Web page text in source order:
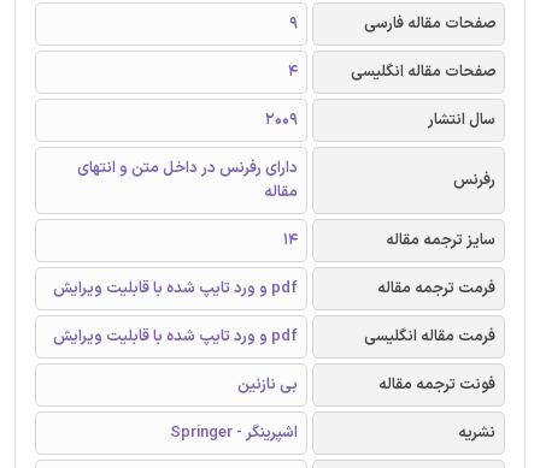
صفحات مقاله فارسی
9
صفحات مقاله انگلیسی
4
سال انتشار
2009
رفرنس
دارای رفرنس در داخل متن و انتهای
مقاله
سایز ترجمه مقاله
14
فرمت ترجمه مقاله
pdf و ورد تایپ شده با قابلیت ویرایش
فرمت مقاله انگلیسی
pdf و ورد تایپ شده با قابلیت ویرایش
فونت ترجمه مقاله
بی نازنین
نشریه
اشپرینگر - Springer